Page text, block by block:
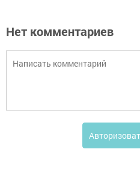
Нет комментариев